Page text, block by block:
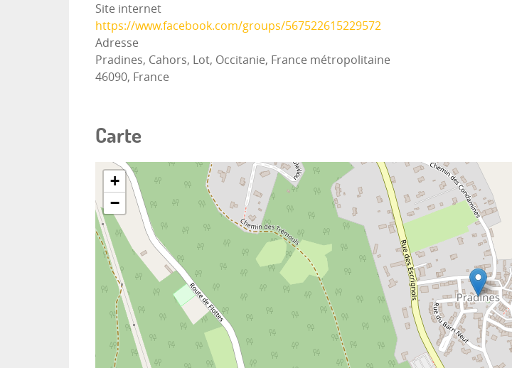
Site internet
https://www.facebook.com/groups/567522615229572
Adresse
Pradines, Cahors, Lot, Occitanie, France métropolitaine
46090, France
Carte
+
−